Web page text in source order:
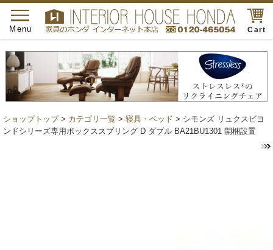
Cart
toggle
navigation
Menu
ショップトップ> カテゴリ一覧 > 寝具・ベッド > シモンズ リュクスビヨ
ンドシリーズ専用ボックススプリング D ダブル BA21BU1301 開梱設置